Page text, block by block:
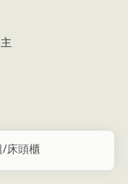
/床頭櫃